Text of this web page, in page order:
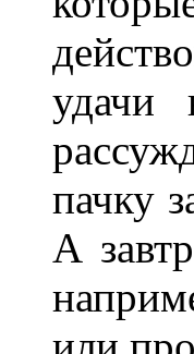
удачи
пачку
А